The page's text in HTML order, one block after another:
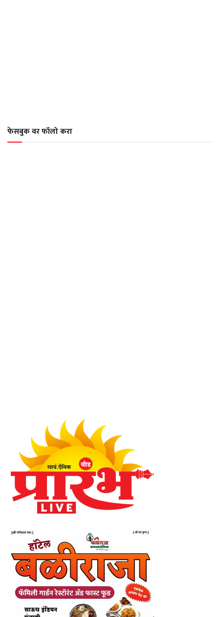
फेसबुक वर फॉलो करा